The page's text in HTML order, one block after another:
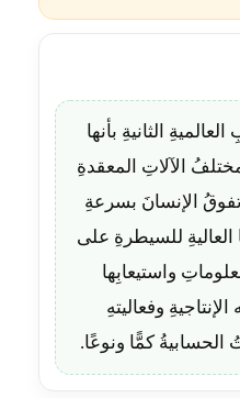
الثانيةِ بأنها
الآلاتِ المعقدةِ
تفوقُ الإنسانَ بسرعةِ
العاليةِ للسيطرةِ على
واستيعابِها
وفعاليتهِ
الحسابيةُ كمًّا ونوعًا.